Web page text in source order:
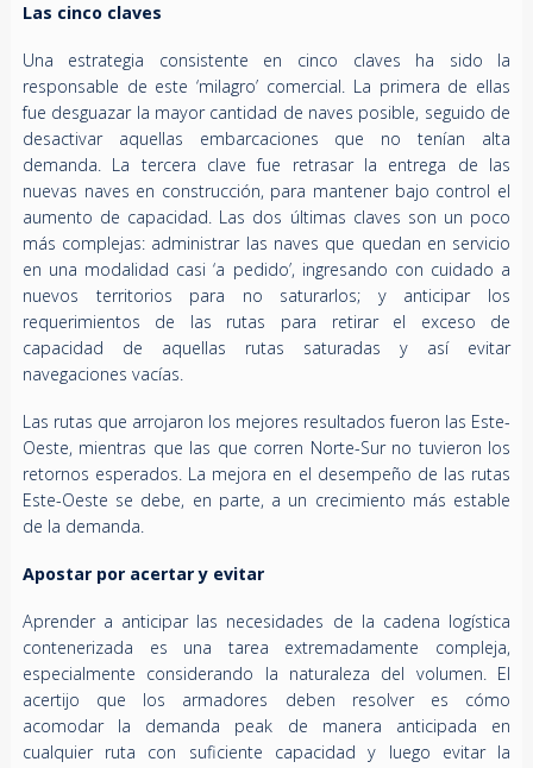
Las cinco claves
Una estrategia consistente en cinco claves ha sido la
responsable de este ‘milagro’ comercial. La primera de ellas
fue desguazar la mayor cantidad de naves posible, seguido de
desactivar aquellas embarcaciones que no tenían alta
demanda. La tercera clave fue retrasar la entrega de las
nuevas naves en construcción, para mantener bajo control el
aumento de capacidad. Las dos últimas claves son un poco
más complejas: administrar las naves que quedan en servicio
en una modalidad casi ‘a pedido’, ingresando con cuidado a
nuevos territorios para no saturarlos; y anticipar los
requerimientos de las rutas para retirar el exceso de
capacidad de aquellas rutas saturadas y así evitar
navegaciones vacías.
Las rutas que arrojaron los mejores resultados fueron las Este-
Oeste, mientras que las que corren Norte-Sur no tuvieron los
retornos esperados. La mejora en el desempeño de las rutas
Este-Oeste se debe, en parte, a un crecimiento más estable
de la demanda.
Apostar por acertar y evitar
Aprender a anticipar las necesidades de la cadena logística
contenerizada es una tarea extremadamente compleja,
especialmente considerando la naturaleza del volumen. El
acertijo que los armadores deben resolver es cómo
acomodar la demanda peak de manera anticipada en
cualquier ruta con suficiente capacidad y luego evitar la